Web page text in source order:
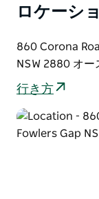
ロケーシ
860 Corona
NSW 2880 オー
行き方